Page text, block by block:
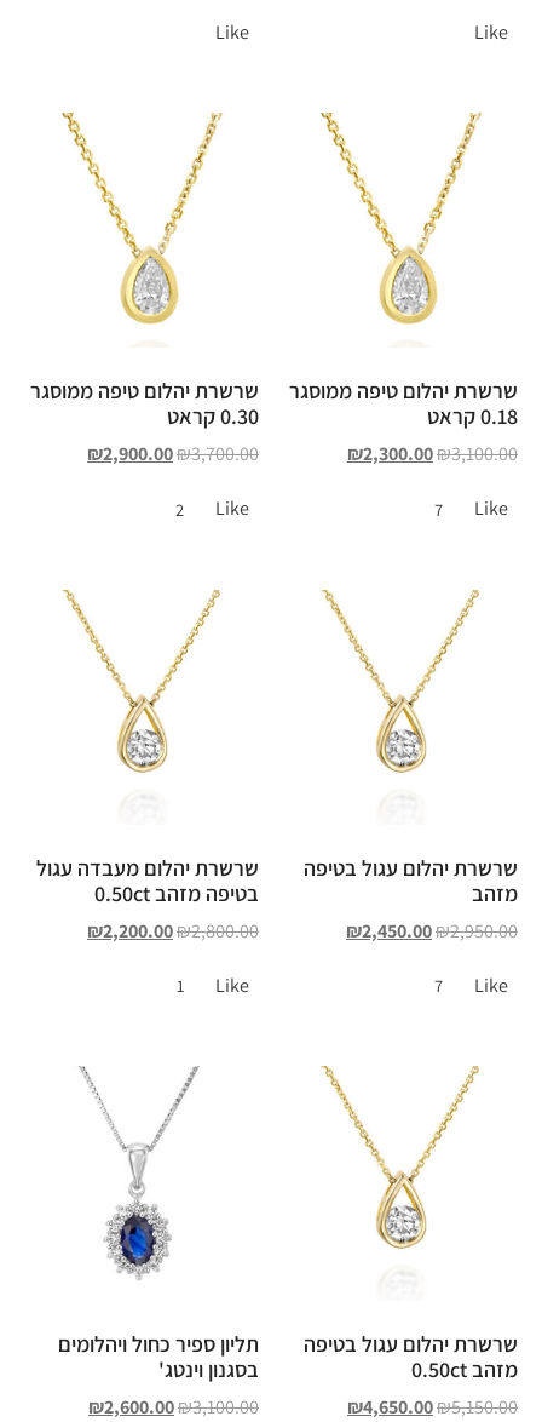
Like
Like
שרשרת יהלום טיפה ממוסגר
0.18 קראט
₪3,100.00
₪2,300.00
Like
7
שרשרת יהלום טיפה ממוסגר
0.30 קראט
₪3,700.00
₪2,900.00
Like
2
שרשרת יהלום עגול בטיפה
מזהב
₪2,950.00
₪2,450.00
Like
7
שרשרת יהלום מעבדה עגול
בטיפה מזהב 0.50ct
₪2,800.00
₪2,200.00
Like
1
שרשרת יהלום עגול בטיפה
מזהב 0.50ct
₪5,150.00
₪4,650.00
תליון ספיר כחול ויהלומים
בסגנון וינטג'
₪3,100.00
₪2,600.00